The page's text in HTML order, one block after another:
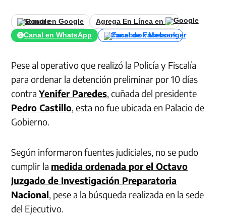
Seguir en Google
Agrega En Línea en
Canal en WhatsApp
Canal de Facebook
Pese al operativo que realizó la Policía y Fiscalía
para ordenar la detención preliminar por 10 días
contraYenifer Paredes, cuñada del presidente
Pedro Castillo, esta no fue ubicada en Palacio de
Gobierno.
Según informaron fuentes judiciales, no se pudo
cumplir la medida ordenada por el Octavo
Juzgado de Investigación Preparatoria
Nacional, pese a la búsqueda realizada en la sede
del Ejecutivo.